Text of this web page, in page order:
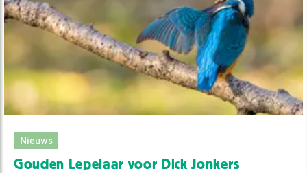
Nieuws
Gouden Lepelaar voor Dick Jonkers